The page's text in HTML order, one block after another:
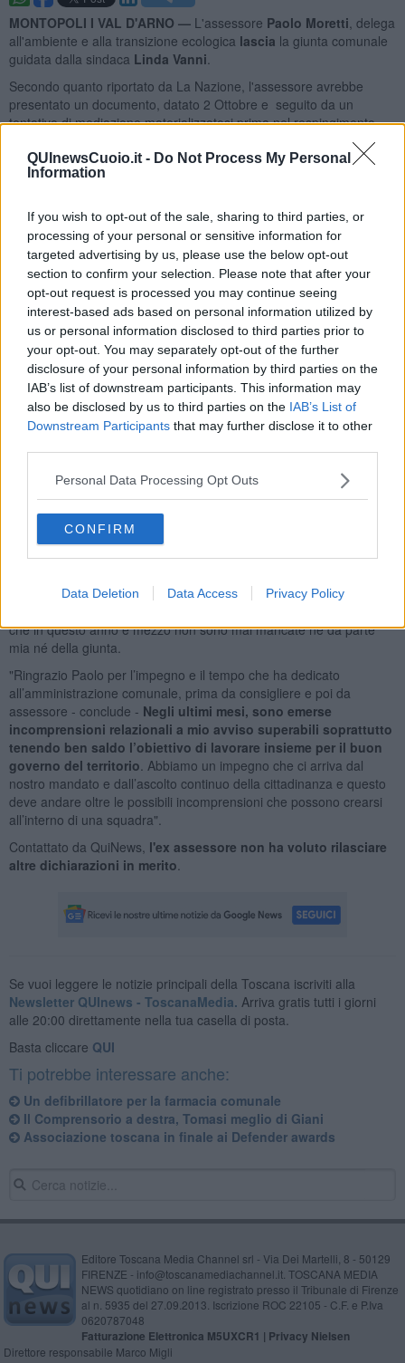
QUInewsCuoio.it - Do Not Process My Personal
Information
If you wish to opt-out of the sale, sharing to third parties, or
processing of your personal or sensitive information for
targeted advertising by us, please use the below opt-out
section to confirm your selection. Please note that after your
opt-out request is processed you may continue seeing
interest-based ads based on personal information utilized by
us or personal information disclosed to third parties prior to
your opt-out. You may separately opt-out of the further
disclosure of your personal information by third parties on the
IAB’s list of downstream participants. This information may
also be disclosed by us to third parties on the IAB’s List of
Downstream Participants that may further disclose it to other
Personal Data Processing Opt Outs
CONFIRM
Data Deletion Data Access Privacy Policy
MONTOPOLI I VAL D'ARNO — L'assessore Paolo Moretti , delega
all'ambiente e alla transizione ecologica lascia la giunta comunale
guidata dalla sindaca Linda Vanni
Secondo quanto riportato da La Nazione, l'assessore avrebbe
presentato un documento, datato 2 Ottobre e seguito da un
tentativo di mediazione materializzatosi prima nel respingimento
A seguito di questi fatti, l'assessore ha quindi scelto di presentare le
dimissioni, lasciando un posto vacante nella giunta.
"La mia decisione – dichiara
Moretti– nasce dal fatto che
tutti questi mesi non sono riuscito a comunicare come avrei
voluto con la sindaca Linda Vanni . Una situazione che non si è
mai sanata e che mi ha portato a una decisione sofferta, ma non
rimandabile ulteriormente".
Non si sono fatte attendere le dichiarazioni della sindacaLinda
Vanni, che ha espresso dispiacere per le dimissioni dell'assessore
Moretti, affermando che "Erano emerse incomprensioni relazionali
a mio avviso superabili".
"Ho ricevuto la lettera di dimissioni dell’assessore ai lavori pubblici e
personalmente e come sindaca. Sono sorpresa e dispiaciuta per
una scelta che speravo potesse essere revocabile e che invece
non lo è - Ha dichiarato la sindaca - Conosco Paolo Moretti da
molti anni, insieme abbiamo condiviso un lungo percorso politico e
amministrativo. Un percorso che mi ha portato a sceglierlo
importanti e delicate di un Comune: i lavori pubblici, l’ambiente e la
che in questo anno e mezzo non sono mai mancate né da parte
mia né della giunta.
"Ringrazio Paolo per l’impegno e il tempo che ha dedicato
all’amministrazione comunale, prima da consigliere e poi da
assessore - conclude - Negli ultimi mesi, sono emerse
incomprensioni relazionali a mio avviso superabili soprattutto
tenendo ben saldo l’obiettivo di lavorare insieme per il buon
governo del territorio . Abbiamo un impegno che ci arriva dal
nostro mandato e dall’ascolto continuo della cittadinanza e questo
deve andare oltre le possibili incomprensioni che possono crearsi
all’interno di una squadra".
Contattato da QuiNews, l'ex assessore non ha voluto rilasciare
altre dichiarazioni in merito
Se vuoi leggere le notizie principali della Toscana iscriviti alla
Newsletter QUInews - ToscanaMedia. Arriva gratis tutti i giorni
alle 20:00 direttamente nella tua casella di posta.
Basta cliccare QUI
Ti potrebbe interessare anche:
Un defibrillatore per la farmacia comunale
Il Comprensorio a destra, Tomasi meglio di Giani
Associazione toscana in finale ai Defender awards
Editore Toscana Media Channel srl - Via Dei Martelli, 8 - 50129
FIRENZE - info@toscanamediachannel.it. TOSCANA MEDIA
NEWS quotidiano on line registrato presso il Tribunale di Firenze
al n. 5935 del 27.09.2013. Iscrizione ROC 22105 - C.F. e P.Iva
0620787048
Fatturazione Elettronica M5UXCR1 | Privacy Nielsen
Direttore responsabile Marco Migli